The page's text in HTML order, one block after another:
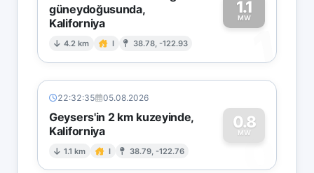
güneydoğusunda,
Kaliforniya
4.2 km I 38.78, -122.93
1.1
MW
1
22:32:35 05.08.2026
Geysers'in 2 km kuzeyinde,
Kaliforniya
1.1 km I 38.79, -122.76
0.8
MW
0